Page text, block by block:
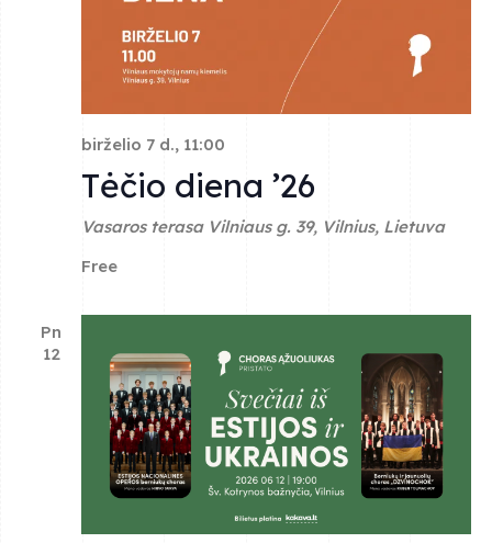
birželio 7 d., 11:00
Tėčio diena ’26
Vasaros terasa Vilniaus g. 39, Vilnius, Lietuva
Free
Pn
12